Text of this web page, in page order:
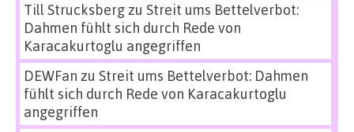
Till Strucksbergzu Streit ums Bettelverbot:
Dahmen fühlt sich durch Rede von
Karacakurtoglu angegriffen
DEWFan zu Streit ums Bettelverbot: Dahmen
fühlt sich durch Rede von Karacakurtoglu
angegriffen